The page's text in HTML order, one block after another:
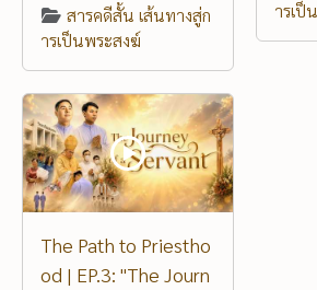
สารคดีสั้น เส้นทางสู่ก
ารเป็นพระสงฆ์
ารเป็
The Path to Priestho
od | EP.3: "The Journ